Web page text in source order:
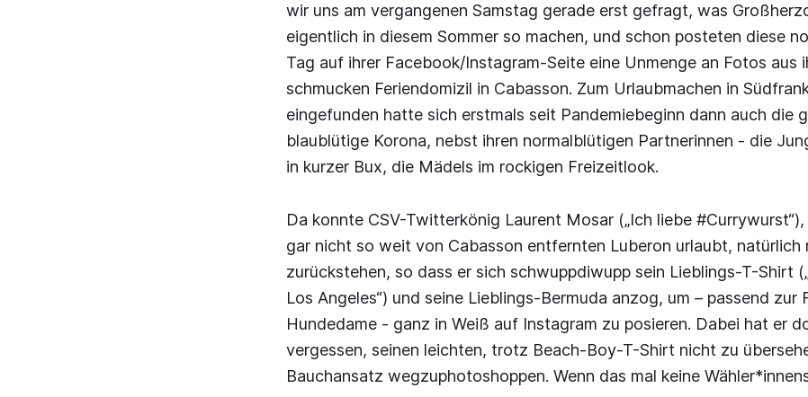
wir uns am vergangenen Samstag gerade erst gefragt, was
eigentlich in diesem Sommer so machen, und schon posteten diese
Tag auf ihrer Facebook/Instagram-Seite eine Unmenge an Fotos aus
schmucken Feriendomizil in Cabasson. Zum Urlaubmachen in
eingefunden hatte sich erstmals seit Pandemiebeginn dann auch die
blaublütige Korona, nebst ihren normalblütigen Partnerinnen - die
in kurzer Bux, die Mädels im rockigen Freizeitlook.
Da konnte CSV-Twitterkönig Laurent Mosar („Ich liebe
gar nicht so weit von Cabasson entfernten Luberon urlaubt, natürlich
zurückstehen, so dass er sich schwuppdiwupp sein Lieblings-T-Shirt
Los Angeles“) und seine Lieblings-Bermuda anzog, um – passend zur
Hundedame - ganz in Weiß auf Instagram zu posieren. Dabei hat er
vergessen, seinen leichten, trotz Beach-Boy-T-Shirt nicht zu
Bauchansatz wegzuphotoshoppen. Wenn das mal keine